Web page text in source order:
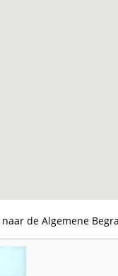
naar de Algemene